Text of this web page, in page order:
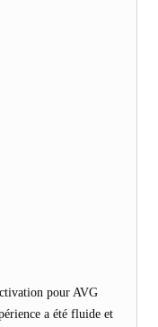
pour AVG
a été fluide et